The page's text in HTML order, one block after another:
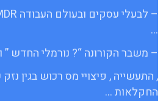
…
– משבר הקורונה “? נורמלי החדש ” ומהו ה 2021
, התעשייה , פיצויי מס רכוש בגין
החקלאות …